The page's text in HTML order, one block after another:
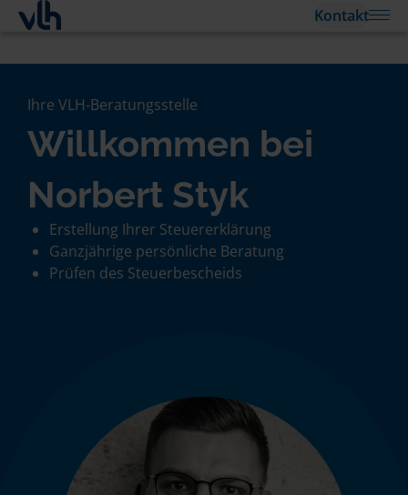
Kontakt
Ihre VLH-Beratungsstelle
Willkommen bei
Norbert Styk
Erstellung Ihrer Steuererklärung
Ganzjährige persönliche Beratung
Prüfen des Steuerbescheids